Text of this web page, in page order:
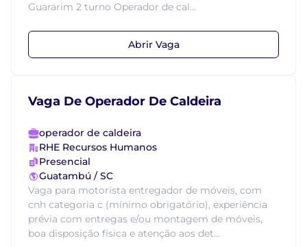
Guararim 2 turno Operador de cal...
Abrir Vaga
Vaga De Operador De Caldeira
operador de caldeira
RHE Recursos Humanos
Presencial
Guatambú / SC
Vaga para motorista entregador de móveis, com
cnh categoria c (mínimo obrigatório), experiência
prévia com entregas e/ou montagem de móveis,
boa disposição física e atenção aos det...